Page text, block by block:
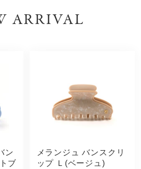
ARRIVAL
ン
ブ
メランジュ バンスクリ
ップ Ｌ(ベージュ)